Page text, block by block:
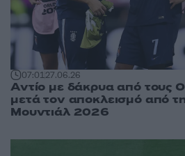
07:0127.06.26
Αντίο με δάκρυα από τους
μετά τον αποκλεισμό από
Μουντιάλ 2026